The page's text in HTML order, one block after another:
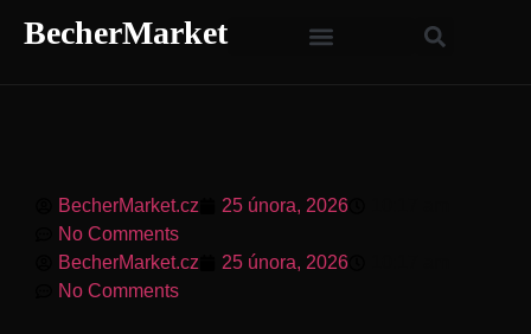
BecherMarket
BecherMarket.cz 25 února, 2026
No Comments
BecherMarket.cz
25 února, 2026
No Comments